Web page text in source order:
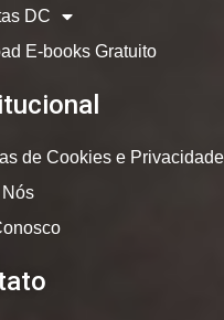
DC
E-books Gratuito
de Cookies e Privacidade